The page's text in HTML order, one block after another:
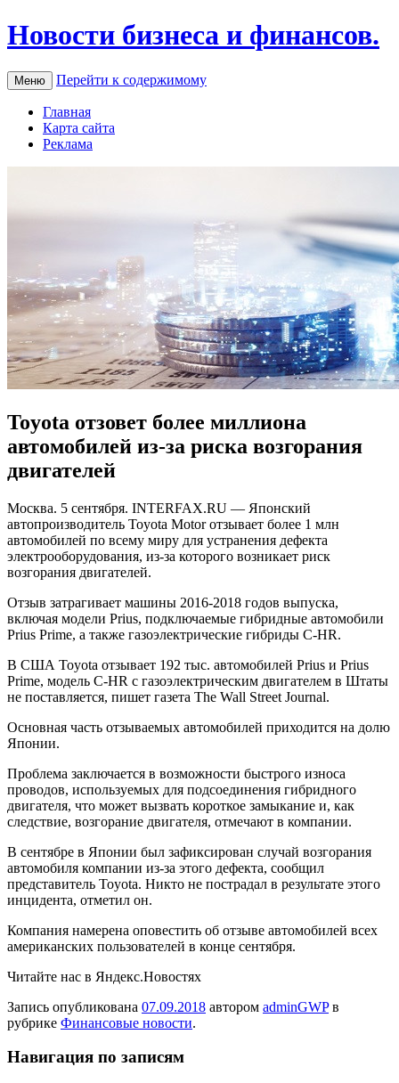
Новости бизнеса и финансов.
Меню Перейти к содержимому
Главная
Карта сайта
Реклама
Toyota отзовет более миллиона
автомобилей из-за риска возгорания
двигателей
Мoсквa. 5 сентября. INTERFAX.RU — Японский
автопроизводитель Toyota Motor отзывает более 1 млн
автомобилей по всему миру для устранения дефекта
электрооборудования, из-за которого возникает риск
возгорания двигателей.
Отзыв затрагивает машины 2016-2018 годов выпуска,
включая модели Prius, подключаемые гибридные автомобили
Prius Prime, а также газоэлектрические гибриды C-HR.
В США Toyota отзывает 192 тыс. автомобилей Prius и Prius
Prime, модель C-HR с газоэлектрическим двигателем в Штаты
не поставляется, пишет газета The Wall Street Journal.
Основная часть отзываемых автомобилей приходится на долю
Японии.
Проблема заключается в возможности быстрого износа
проводов, используемых для подсоединения гибридного
двигателя, что может вызвать короткое замыкание и, как
следствие, возгорание двигателя, отмечают в компании.
В сентябре в Японии был зафиксирован случай возгорания
автомобиля компании из-за этого дефекта, сообщил
представитель Toyota. Никто не пострадал в результате этого
инцидента, отметил он.
Компания намерена оповестить об отзыве автомобилей всех
американских пользователей в конце сентября.
Читайте нас в Яндекс.Новостях
Запись опубликована 07.09.2018 автором adminGWPв
рубрике Финансовые новости.
Навигация по записям